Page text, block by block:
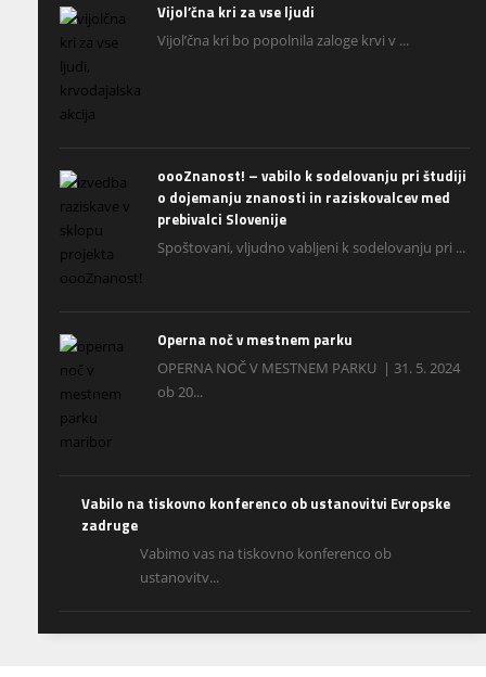
Vijol’čna kri za vse ljudi
Vijol’čna kri bo popolnila zaloge krvi v ...
oooZnanost! – vabilo k sodelovanju pri študiji
o dojemanju znanosti in raziskovalcev med
prebivalci Slovenije
Spoštovani, vljudno vabljeni k sodelovanju pri ...
Operna noč v mestnem parku
OPERNA NOČ V MESTNEM PARKU | 31. 5. 2024
ob 20...
Vabilo na tiskovno konferenco ob ustanovitvi Evropske
zadruge
Vabimo vas na tiskovno konferenco ob
ustanovitv...